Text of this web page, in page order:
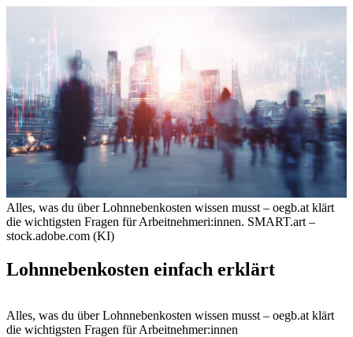
Alles, was du über Lohnnebenkosten wissen musst – oegb.at klärt
die wichtigsten Fragen für Arbeitnehmeri:innen. SMART.art –
stock.adobe.com (KI)
Lohnnebenkosten einfach erklärt
Alles, was du über Lohnnebenkosten wissen musst – oegb.at klärt
die wichtigsten Fragen für Arbeitnehmer:innen